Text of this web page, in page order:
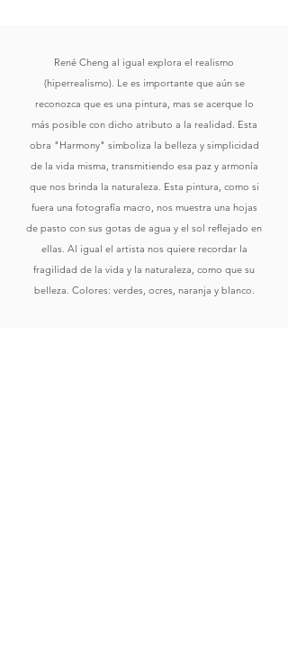
René Cheng al igual explora el realismo
(hiperrealismo). Le es importante que aún se
reconozca que es una pintura, mas se acerque lo
más posible con dicho atributo a la realidad. Esta
obra "Harmony" simboliza la belleza y simplicidad
de la vida misma, transmitiendo esa paz y armonía
que nos brinda la naturaleza. Esta pintura, como si
fuera una fotografía macro, nos muestra una hojas
de pasto con sus gotas de agua y el sol reflejado en
ellas. Al igual el artista nos quiere recordar la
fragilidad de la vida y la naturaleza, como que su
belleza. Colores: verdes, ocres, naranja y blanco.